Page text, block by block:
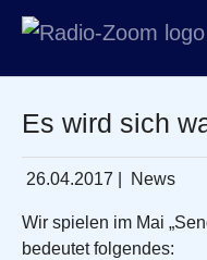
Es wird sich
26.04.2017 News
Wir spielen im Mai
bedeutet folgendes: